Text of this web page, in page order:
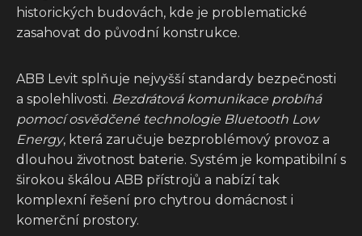
historických budovách, kde je problematické
zasahovat do původní konstrukce.
ABB Levit splňuje nejvyšší standardy bezpečnosti
a spolehlivosti. Bezdrátová komunikace probíhá
pomocí osvědčené technologie Bluetooth Low
Energy, která zaručuje bezproblémový provoz a
dlouhou životnost baterie. Systém je kompatibilní s
širokou škálou ABB přístrojů a nabízí tak
komplexní řešení pro chytrou domácnost i
komerční prostory.